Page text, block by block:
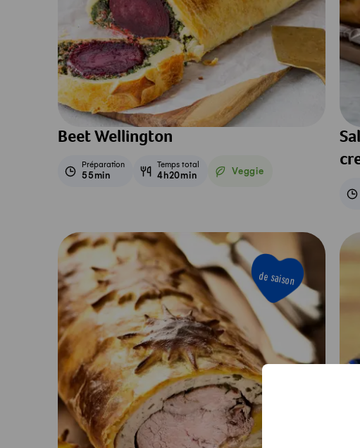
Beet Wellington
Préparation
55min
Temps total
4h20min Veggie
Veggie
de saison